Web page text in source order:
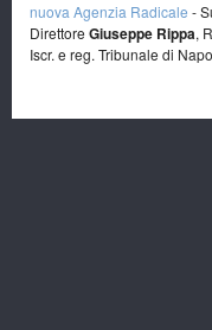
nuova Agenzia Radicale -
Direttore Giuseppe Rippa,
Iscr. e reg. Tribunale di